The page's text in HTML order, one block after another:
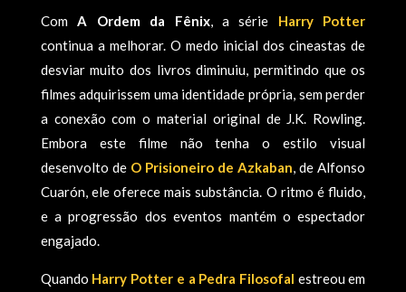
ComA Ordem da Fênix, a série Harry Potter
continua a melhorar. O medo inicial dos cineastas de
desviar muito dos livros diminuiu, permitindo que os
filmes adquirissem uma identidade própria, sem perder
a conexão com o material original de J.K. Rowling.
Embora este filme não tenha o estilo visual
desenvolto de O Prisioneiro de Azkaban, de Alfonso
Cuarón, ele oferece mais substância. O ritmo é fluido,
e a progressão dos eventos mantém o espectador
engajado.
Quando Harry Potter e a Pedra Filosofal estreou em